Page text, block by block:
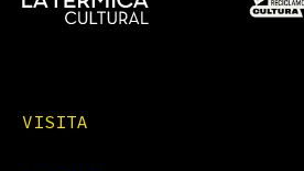
VISITA